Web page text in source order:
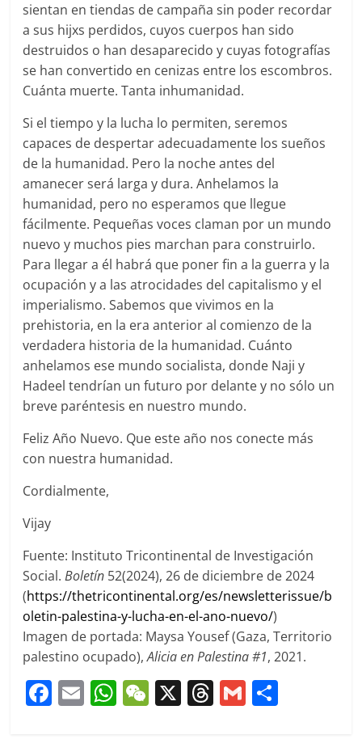
sientan en tiendas de campaña sin poder recordar
a sus hijxs perdidos, cuyos cuerpos han sido
destruidos o han desaparecido y cuyas fotografías
se han convertido en cenizas entre los escombros.
Cuánta muerte. Tanta inhumanidad.
Si el tiempo y la lucha lo permiten, seremos
capaces de despertar adecuadamente los sueños
de la humanidad. Pero la noche antes del
amanecer será larga y dura. Anhelamos la
humanidad, pero no esperamos que llegue
fácilmente. Pequeñas voces claman por un mundo
nuevo y muchos pies marchan para construirlo.
Para llegar a él habrá que poner fin a la guerra y la
ocupación y a las atrocidades del capitalismo y el
imperialismo. Sabemos que vivimos en la
prehistoria, en la era anterior al comienzo de la
verdadera historia de la humanidad. Cuánto
anhelamos ese mundo socialista, donde Naji y
Hadeel tendrían un futuro por delante y no sólo un
breve paréntesis en nuestro mundo.
Feliz Año Nuevo. Que este año nos conecte más
con nuestra humanidad.
Cordialmente,
Vijay
Fuente: Instituto Tricontinental de Investigación
Social.Boletín 52(2024),26 de diciembre de 2024
(https://thetricontinental.org/es/newsletterissue/b
oletin-palestina-y-lucha-en-el-ano-nuevo/)
Imagen de portada: Maysa Yousef (Gaza, Territorio
palestino ocupado),Alicia en Palestina #1, 2021.
F E W W X T G